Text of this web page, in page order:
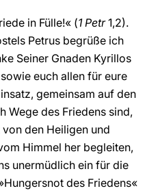
in Fülle!« (1 Petr1,2).
Petrus begrüße ich
Seiner Gnaden Kyrillos
euch allen für eure
gemeinsam auf den
Wege des Friedens sind,
den Heiligen und
Himmel her begleiten,
unermüdlich ein für die
des Friedens«